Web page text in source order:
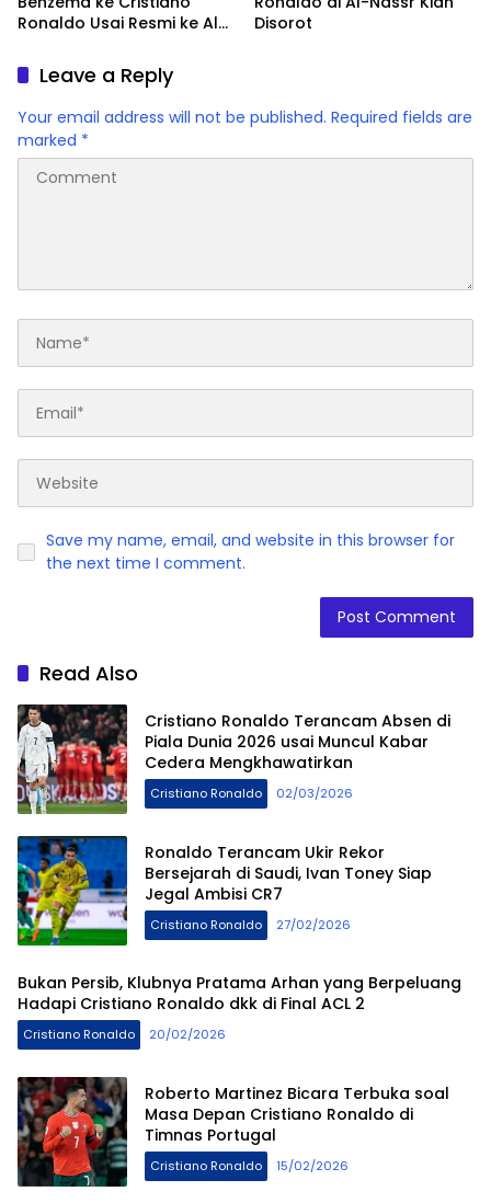
Ronaldo Usai Resmi ke Al
Disorot
Leave a Reply
Your email address will not be published. Required fields are
marked *
Save my name, email, and website in this browser for
the next time I comment.
Read Also
Cristiano Ronaldo Terancam Absen di
Piala Dunia 2026 usai Muncul Kabar
Cedera Mengkhawatirkan
Cristiano Ronaldo 02/03/2026
Ronaldo Terancam Ukir Rekor
Bersejarah di Saudi, Ivan Toney Siap
Jegal Ambisi CR7
Cristiano Ronaldo 27/02/2026
Bukan Persib, Klubnya Pratama Arhan yang Berpeluang
Hadapi Cristiano Ronaldo dkk di Final ACL 2
Cristiano Ronaldo 20/02/2026
Roberto Martinez Bicara Terbuka soal
Masa Depan Cristiano Ronaldo di
Timnas Portugal
Cristiano Ronaldo 15/02/2026